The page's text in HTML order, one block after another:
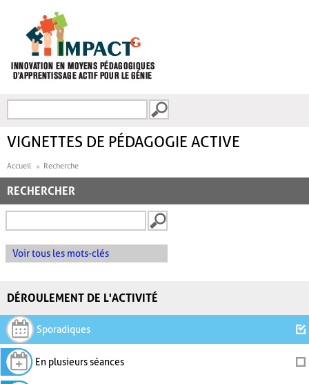
FORMULAIRE DE
VIGNETTES DE PÉDAGOGIE ACTIVE
Accueil Recherche
RECHERCHER
Voir tous les mots-clés
DÉROULEMENT DE L'ACTIVITÉ
Sporadiques
En plusieurs séances